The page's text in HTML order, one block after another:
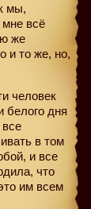
мы,
всё
же
и то же, но,
человек
белого дня
в том
и все
что
им всем